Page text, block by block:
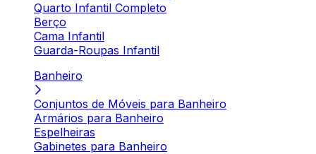
Quarto Infantil Completo
Berço
Cama Infantil
Guarda-Roupas Infantil
Banheiro
Conjuntos de Móveis para Banheiro
Armários para Banheiro
Espelheiras
Gabinetes para Banheiro